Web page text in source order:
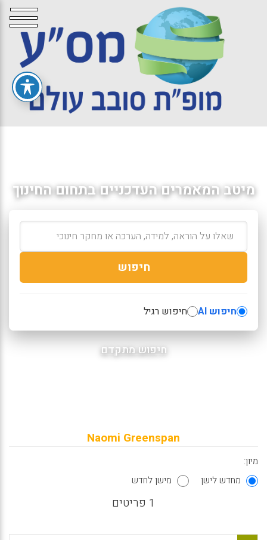
מיטב המאמרים העדכניים בתחום החינוך
חיפוש
חיפוש AI חיפוש רגיל
חיפוש מתקדם
Naomi Greenspan
מיון:
מחדש לישן
מישן לחדש
1 פריטים